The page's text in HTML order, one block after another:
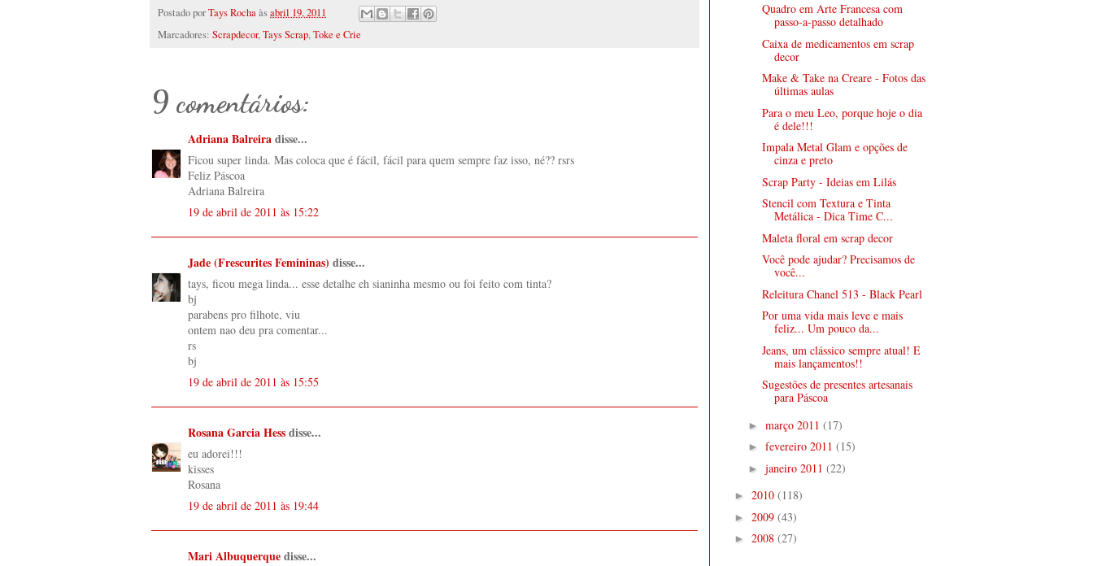
Postado porTays Rochaàsabril 19, 2011
Marcadores: Scrapdecor,Tays Scrap,Toke e Crie
9 comentários:
Adriana Balreiradisse...
Ficou super linda. Mas coloca que é fácil, fácil para quem sempre faz isso, né?? rsrs
Feliz Páscoa
Adriana Balreira
19 de abril de 2011 às 15:22
Jade (Frescurites Femininas) disse...
tays, ficou mega linda... esse detalhe eh sianinha mesmo ou foi feito com tinta?
bj
parabens pro filhote, viu
ontem nao deu pra comentar...
rs
bj
19 de abril de 2011 às 15:55
Rosana Garcia Hessdisse...
eu adorei!!!
kisses
Rosana
19 de abril de 2011 às 19:44
Mari Albuquerquedisse...
Quadro em Arte Francesa com
passo-a-passo detalhado
Caixa de medicamentos em scrap
decor
Make & Take na Creare - Fotos das
últimas aulas
Para o meu Leo, porque hoje o dia
é dele!!!
Impala Metal Glam e opções de
cinza e preto
Scrap Party - Ideias em Lilás
Stencil com Textura e Tinta
Metálica - Dica Time C...
Maleta floral em scrap decor
Você pode ajudar? Precisamos de
você...
Releitura Chanel 513 - Black Pearl
Por uma vida mais leve e mais
feliz... Um pouco da...
Jeans, um clássico sempre atual! E
mais lançamentos!!
Sugestões de presentes artesanais
para Páscoa
► março 2011 (17)
► fevereiro 2011 (15)
► janeiro 2011 (22)
► 2010 (118)
► 2009 (43)
► 2008 (27)